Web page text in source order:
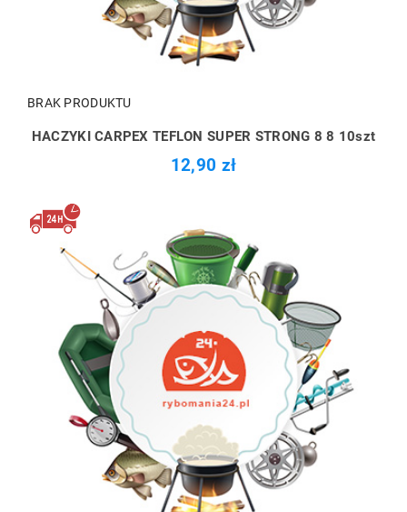
BRAK PRODUKTU
HACZYKI CARPEX TEFLON SUPER STRONG 8 8 10szt
12,90 zł